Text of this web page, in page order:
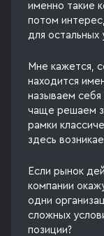
именно такие
потом
для остальных
Мне кажется,
находится
называем
чаще решаем
рамки
здесь
Если рынок
компании
одни
сложных
позиции?